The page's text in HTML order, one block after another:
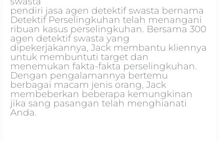
pendiri jasa agen detektif swasta bernama
Detektif Perselingkuhan telah menangani
ribuan kasus perselingkuhan. Bersama 300
agen detektif swasta yang
dipekerjakannya, Jack membantu kliennya
untuk membuntuti target dan
menemukan fakta-fakta perselingkuhan.
Dengan pengalamannya bertemu
berbagai macam jenis orang, Jack
membeberkan beberapa kemungkinan
jika sang pasangan telah menghianati
Anda.